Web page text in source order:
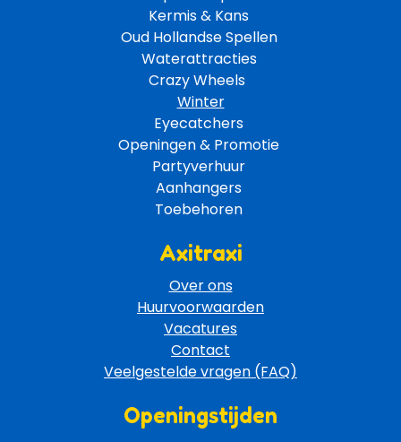
Kermis & Kans
Oud Hollandse Spellen
Waterattracties
Crazy Wheels
Winter
Eyecatchers
Openingen & Promotie
Partyverhuur
Aanhangers
Toebehoren
Axitraxi
Over ons
Huurvoorwaarden
Vacatures
Contact
Veelgestelde vragen (FAQ)
Openingstijden